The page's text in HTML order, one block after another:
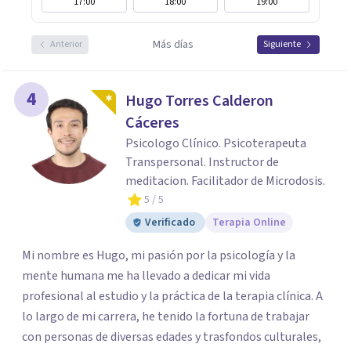
Anterior Más días Siguiente
4
Hugo Torres Calderon
Cáceres
Psicologo Clínico. Psicoterapeuta
Transpersonal. Instructor de
meditacion. Facilitador de Microdosis.
5 / 5
Verificado
Terapia Online
Mi nombre es Hugo, mi pasión por la psicología y la
mente humana me ha llevado a dedicar mi vida
profesional al estudio y la práctica de la terapia clínica. A
lo largo de mi carrera, he tenido la fortuna de trabajar
con personas de diversas edades y trasfondos culturales,